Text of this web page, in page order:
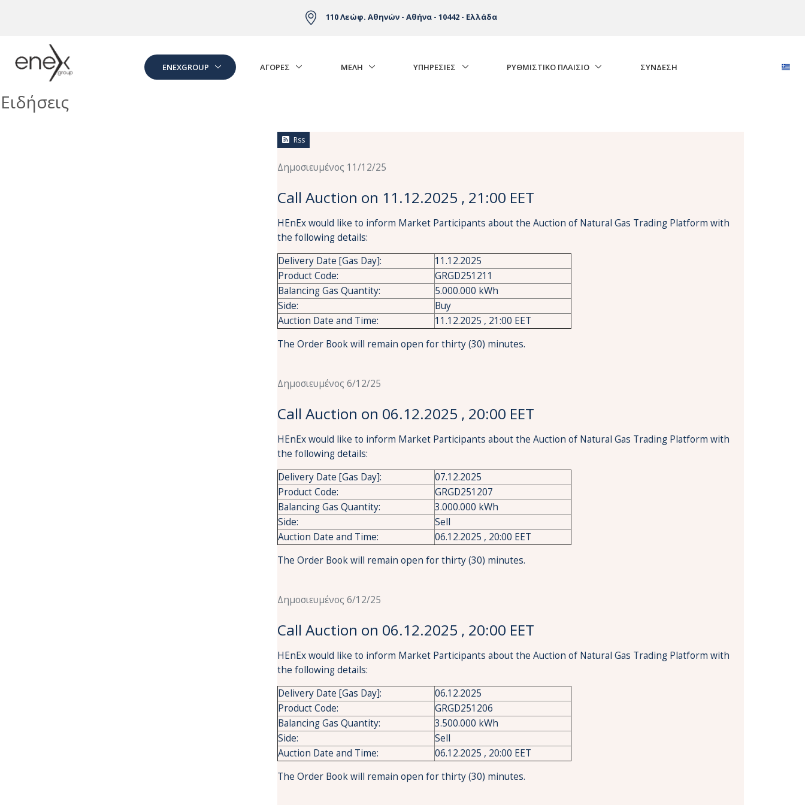
110 Λεώφ. Αθηνών - Αθήνα - 10442 - Ελλάδα
ENEXGROUP ΑΓΟΡΈΣ ΜΕΛΗ ΥΠΗΡΕΣΙΕΣ ΡΥΘΜΙΣΤΙΚΟ ΠΛΑΙΣΙΟ ΣΎΝΔΕΣΗ
Ειδήσεις
Rss
Δημοσιευμένος 11/12/25
Call Auction on 11.12.2025 , 21:00 EET
HEnEx would like to inform Market Participants about the Auction of Natural Gas Trading Platform with
the following details:
Delivery Date [Gas Day]:
11.12.2025
Product Code:
GRGD251211
Balancing Gas Quantity:
5.000.000 kWh
Side:
Buy
Auction Date and Time:
11.12.2025 , 21:00 EET
The Order Book will remain open for thirty (30) minutes.
Δημοσιευμένος 6/12/25
Call Auction on 06.12.2025 , 20:00 EET
HEnEx would like to inform Market Participants about the Auction of Natural Gas Trading Platform with
the following details:
Delivery Date [Gas Day]:
07.12.2025
Product Code:
GRGD251207
Balancing Gas Quantity:
3.000.000 kWh
Side:
Sell
Auction Date and Time:
06.12.2025 , 20:00 EET
The Order Book will remain open for thirty (30) minutes.
Δημοσιευμένος 6/12/25
Call Auction on 06.12.2025 , 20:00 EET
HEnEx would like to inform Market Participants about the Auction of Natural Gas Trading Platform with
the following details:
Delivery Date [Gas Day]:
06.12.2025
Product Code:
GRGD251206
Balancing Gas Quantity:
3.500.000 kWh
Side:
Sell
Auction Date and Time:
06.12.2025 , 20:00 EET
The Order Book will remain open for thirty (30) minutes.